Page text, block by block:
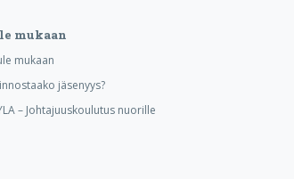
mukaan
mukaan
jäsenyys?
– Johtajuuskoulutus nuorille